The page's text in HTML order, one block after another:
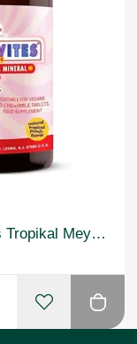
Solgar Kangavites Tropikal Meyve Aromalı 60 Tablet